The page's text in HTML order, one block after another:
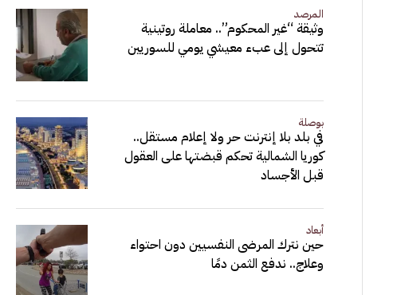
المرصد
وثيقة “غير المحكوم”.. معاملة روتينية
تتحول إلى عبء معيشي يومي للسوريين
بوصلة
في بلد بلا إنترنت حر ولا إعلام مستقل..
كوريا الشمالية تحكم قبضتها على العقول
قبل الأجساد
أبعاد
حين نترك المرضى النفسيين دون احتواء
وعلاج.. ندفع الثمن دمًا